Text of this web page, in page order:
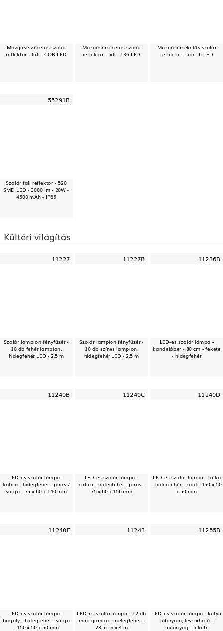
Mozgásérzékelős szolár
reflektor - fali - COB LED
Mozgásérzékelős szolár
reflektor - fali - 136 LED
Mozgásérzékelős szolár
reflektor - fali - 6 LED
55291B
Szolár fali reflektor - 520
SMD LED - 3000 lm - 20W -
4500 mAh - IP65
Kültéri világítás
11227
Szolár lampion fényfüzér -
10 db fehér lampion,
hidegfehér LED - 2,5 m
11227B
Szolár lampion fényfüzér -
10 db színes lampion,
hidegfehér LED - 2,5 m
11236B
LED-es szolár lámpa -
kandeláber - 80 cm - fekete
- hidegfehér
11240B
LED-es szolár lámpa -
katica - hidegfehér - piros /
sárga - 75 x 60 x 140 mm
11240C
LED-es szolár lámpa -
katica - hidegfehér - piros -
75 x 60 x 156 mm
11240D
LED-es szolár lámpa - béka
- hidegfehér - zöld - 150 x 50
x 50 mm
11240E
LED-es szolár lámpa -
bagoly - hidegfehér - sárga
- 150 x 50 x 50 mm
11243
LED-es szolár lámpa - 12 db
mini gomba - melegfehér -
28,5 cm x 4 m
11255B
LED-es szolár lámpa - kutya
lábnyom, leszúrható -
műanyag - fekete